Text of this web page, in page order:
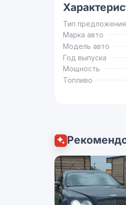
Тип предложения
Марка авто
Модель авто
Год выпуска
Мощность
Топливо